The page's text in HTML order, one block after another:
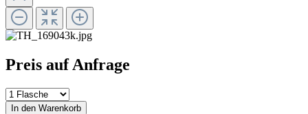
Preis auf Anfrage
In den Warenkorb